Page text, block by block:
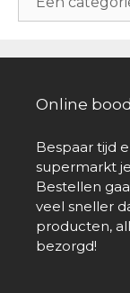
Online
Bespaar tijd
supermarkt
Bestellen
veel sneller
producten,
bezorgd!